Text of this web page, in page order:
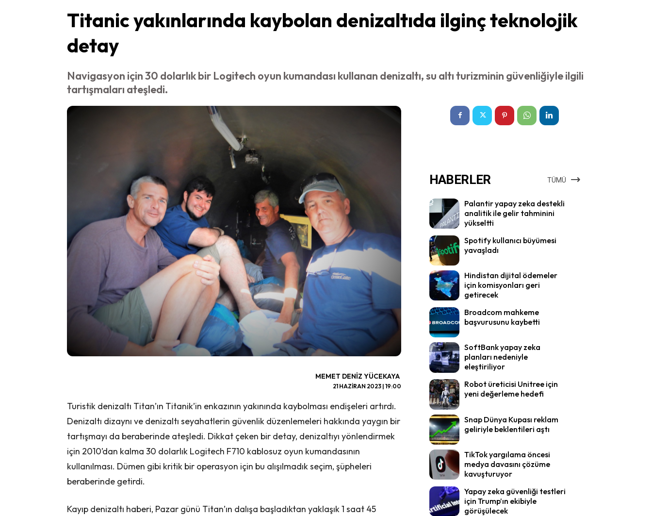
Titanic yakınlarında kaybolan denizaltıda ilginç teknolojik
detay
Navigasyon için 30 dolarlık bir Logitech oyun kumandası kullanan denizaltı, su altı turizminin güvenliğiyle ilgili
tartışmaları ateşledi.
MEMET DENIZ YÜCEKAYA
21 HAZIRAN 2023 | 19:00
Turistik denizaltı Titan’ın Titanik’in enkazının yakınında kaybolması endişeleri artırdı.
Denizaltı dizaynı ve denizaltı seyahatlerin güvenlik düzenlemeleri hakkında yaygın bir
tartışmayı da beraberinde ateşledi. Dikkat çeken bir detay, denizaltıyı yönlendirmek
için 2010’dan kalma 30 dolarlık Logitech F710 kablosuz oyun kumandasının
kullanılması. Dümen gibi kritik bir operasyon için bu alışılmadık seçim, şüpheleri
beraberinde getirdi.
Kayıp denizaltı haberi, Pazar günü Titan’ın dalışa başladıktan yaklaşık 1 saat 45
HABERLER TÜMÜ
Palantir yapay zeka destekli
analitik ile gelir tahminini
yükseltti
Spotify kullanıcı büyümesi
yavaşladı
Hindistan dijital ödemeler
için komisyonları geri
getirecek
Broadcom mahkeme
başvurusunu kaybetti
SoftBank yapay zeka
planları nedeniyle
eleştiriliyor
Robot üreticisi Unitree için
yeni değerleme hedefi
Snap Dünya Kupası reklam
geliriyle beklentileri aştı
TikTok yargılama öncesi
medya davasını çözüme
kavuşturuyor
Yapay zeka güvenliği testleri
için Trump’ın ekibiyle
görüşülecek